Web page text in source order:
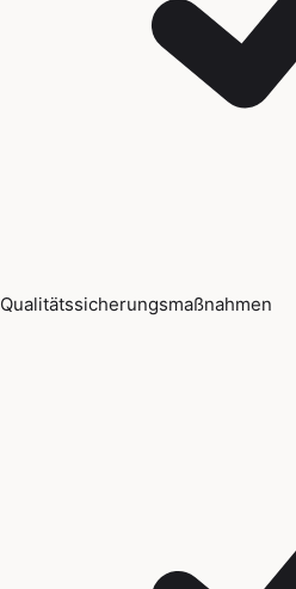
Qualitätssicherungsmaßnahmen